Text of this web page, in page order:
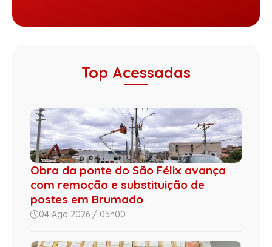
Top Acessadas
Obra da ponte do São Félix avança
com remoção e substituição de
postes em Brumado
04 Ago 2026 / 05h00